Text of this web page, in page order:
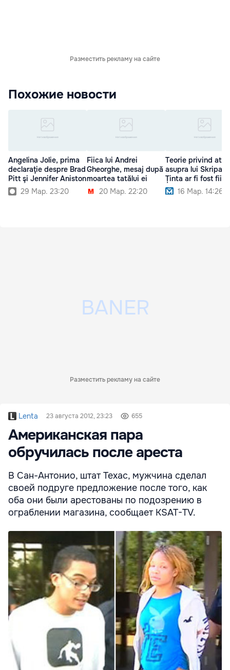
Разместить рекламу на сайте
Похожие новости
Angelina Jolie, prima
declaraţie despre Brad
Pitt şi Jennifer Aniston
29 Мар. 23:20
Fiica lui Andrei
Gheorghe, mesaj după
moartea tatălui ei
20 Мар. 22:20
Teorie privind
asupra lui Skripal:
Ținta ar fi fost
16 Мар. 14:26
Разместить рекламу на сайте
Lenta 23 августа 2012, 23:23 655
Американcкая пара
обручилась после ареста
В Сан-Антонио, штат Техас, мужчина сделал
своей подруге предложение после того, как
оба они были арестованы по подозрению в
ограблении магазина, сообщает KSAT-TV.